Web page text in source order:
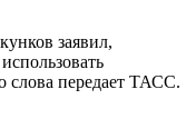
заявил,
слова передает ТАСС.